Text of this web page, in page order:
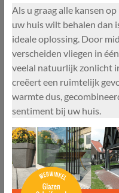
Als u graag alle kansen
uw huis wilt behalen dan
ideale oplossing. Door
verscheiden vliegen in
veelal natuurlijk zonlicht
creëert een ruimtelijk
warmte dus,
sentiment bij uw huis.